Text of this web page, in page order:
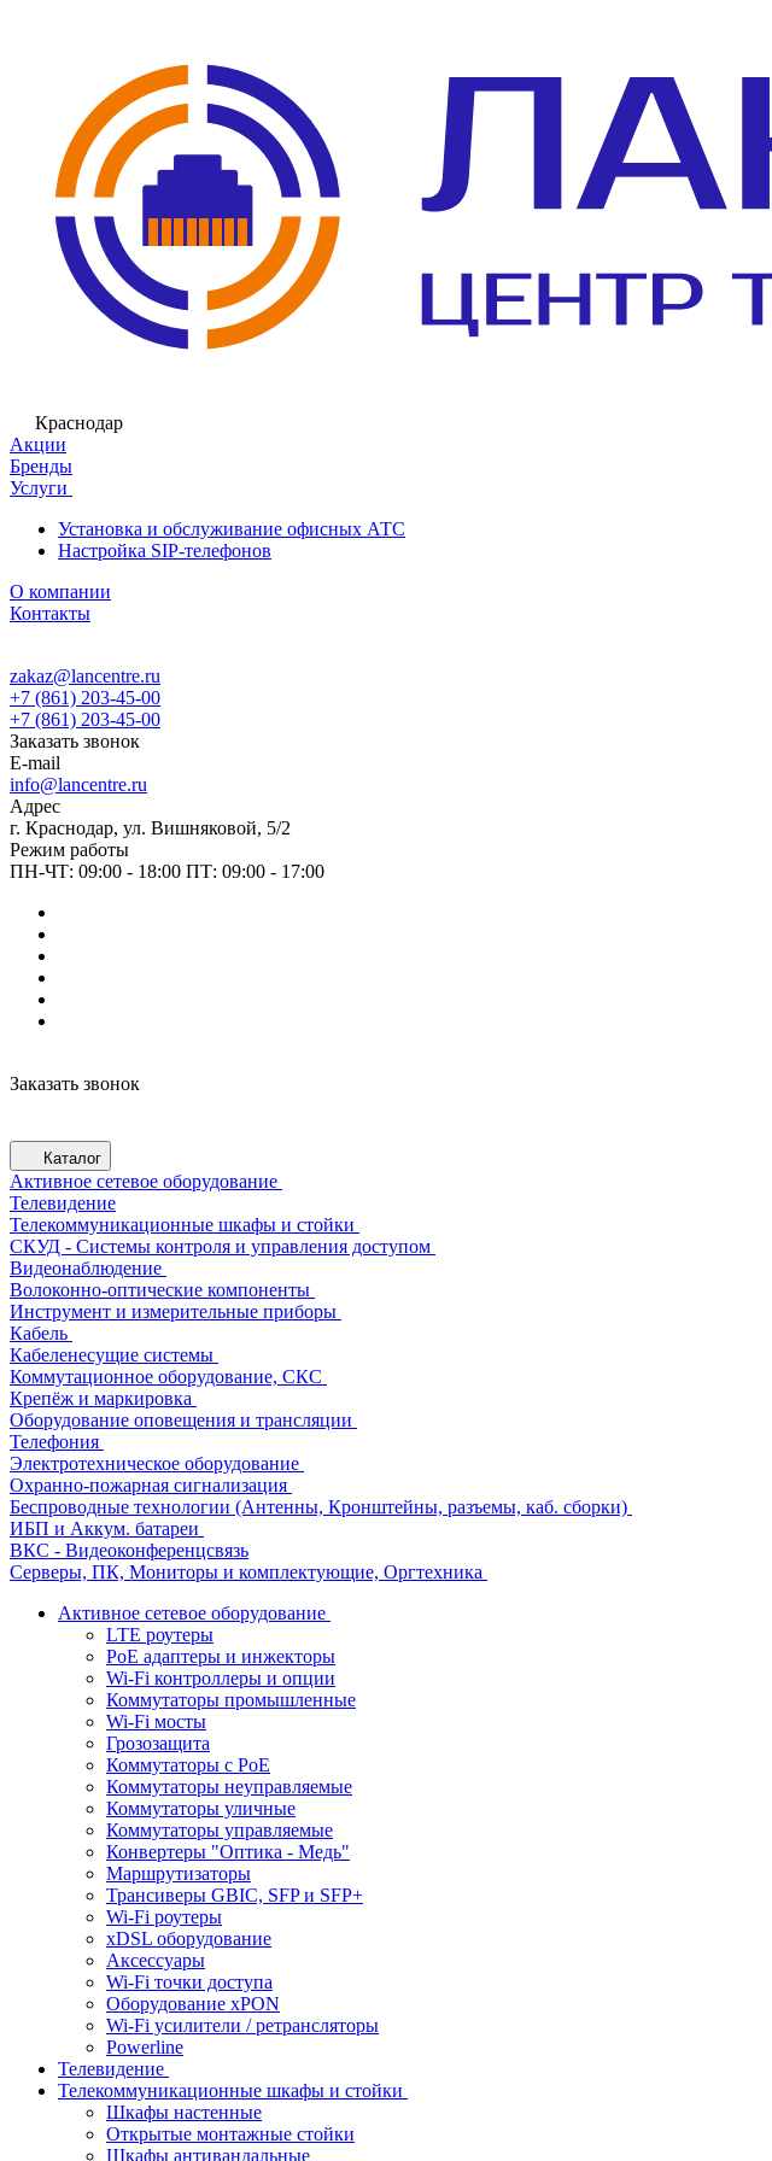
Краснодар
Акции
Бренды
Услуги
Установка и обслуживание офисных АТС
Настройка SIP-телефонов
О компании
Контакты
zakaz@lancentre.ru
+7 (861) 203-45-00
+7 (861) 203-45-00
Заказать звонок
E-mail
info@lancentre.ru
Адрес
г. Краснодар, ул. Вишняковой, 5/2
Режим работы
ПН-ЧТ: 09:00 - 18:00 ПТ: 09:00 - 17:00
Заказать звонок
Каталог
Активное сетевое оборудование
Телевидение
Телекоммуникационные шкафы и стойки
СКУД - Системы контроля и управления доступом
Видеонаблюдение
Волоконно-оптические компоненты
Инструмент и измерительные приборы
Кабель
Кабеленесущие системы
Коммутационное оборудование, СКС
Крепёж и маркировка
Оборудование оповещения и трансляции
Телефония
Электротехническое оборудование
Охранно-пожарная сигнализация
Беспроводные технологии (Антенны, Кронштейны, разъемы, каб. сборки)
ИБП и Аккум. батареи
ВКС - Видеоконференцсвязь
Серверы, ПК, Мониторы и комплектующие, Оргтехника
Активное сетевое оборудование
LTE роутеры
PoE адаптеры и инжекторы
Wi-Fi контроллеры и опции
Коммутаторы промышленные
Wi-Fi мосты
Грозозащита
Коммутаторы c PoE
Коммутаторы неуправляемые
Коммутаторы уличные
Коммутаторы управляемые
Конвертеры "Оптика - Медь"
Маршрутизаторы
Трансиверы GBIC, SFP и SFP+
Wi-Fi роутеры
xDSL оборудование
Аксессуары
Wi-Fi точки доступа
Оборудование хPON
Wi-Fi усилители / ретрансляторы
Powerline
Телевидение
Телекоммуникационные шкафы и стойки
Шкафы настенные
Открытые монтажные стойки
Шкафы антивандальные